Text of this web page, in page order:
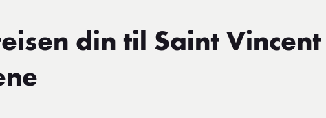
din til Saint